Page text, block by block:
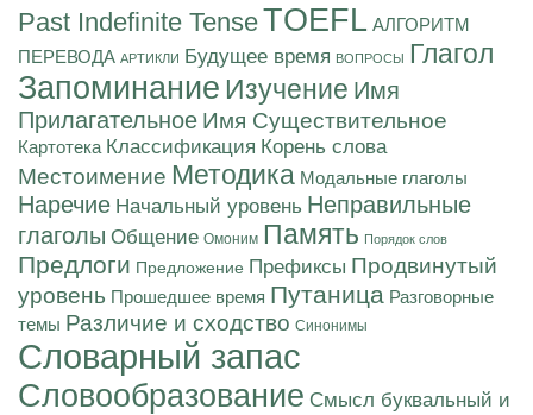
Past Indefinite TenseTOEFL АЛГОРИТМ
ПЕРЕВОДА АРТИКЛИ Будущее время ВОПРОСЫ Глагол
Запоминание Изучение Имя
Прилагательное Имя Существительное
Картотека Классификация Корень слова
Местоимение Методика Модальные глаголы
Наречие Начальный уровень Неправильные
глаголы Общение Омоним Память Порядок слов
Предлоги Предложение Префиксы Продвинутый
уровень Прошедшее время Путаница Разговорные
темы Различие и сходство Синонимы
Словарный запас
Словообразование Смысл буквальный и